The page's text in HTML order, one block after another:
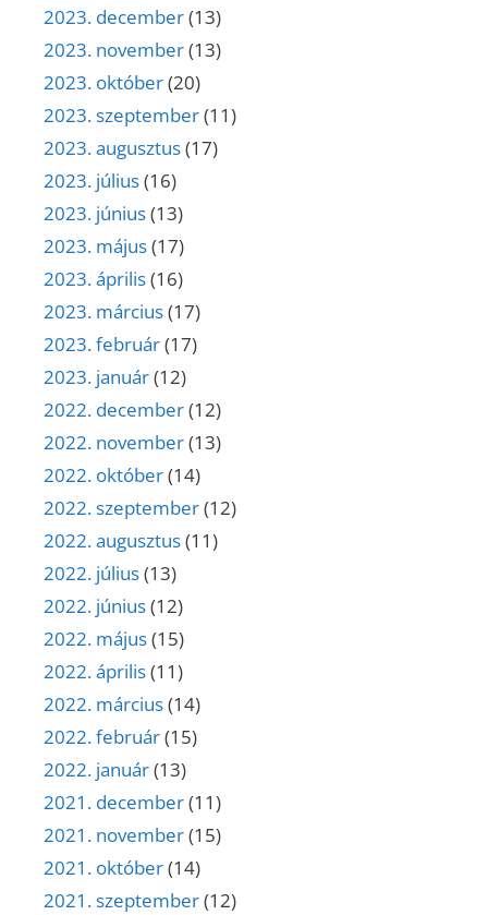
2023. december(13)
2023. november(13)
2023. október(20)
2023. szeptember(11)
2023. augusztus(17)
2023. július(16)
2023. június(13)
2023. május(17)
2023. április(16)
2023. március(17)
2023. február(17)
2023. január(12)
2022. december(12)
2022. november(13)
2022. október(14)
2022. szeptember(12)
2022. augusztus(11)
2022. július(13)
2022. június(12)
2022. május(15)
2022. április(11)
2022. március(14)
2022. február(15)
2022. január(13)
2021. december(11)
2021. november(15)
2021. október(14)
2021. szeptember(12)